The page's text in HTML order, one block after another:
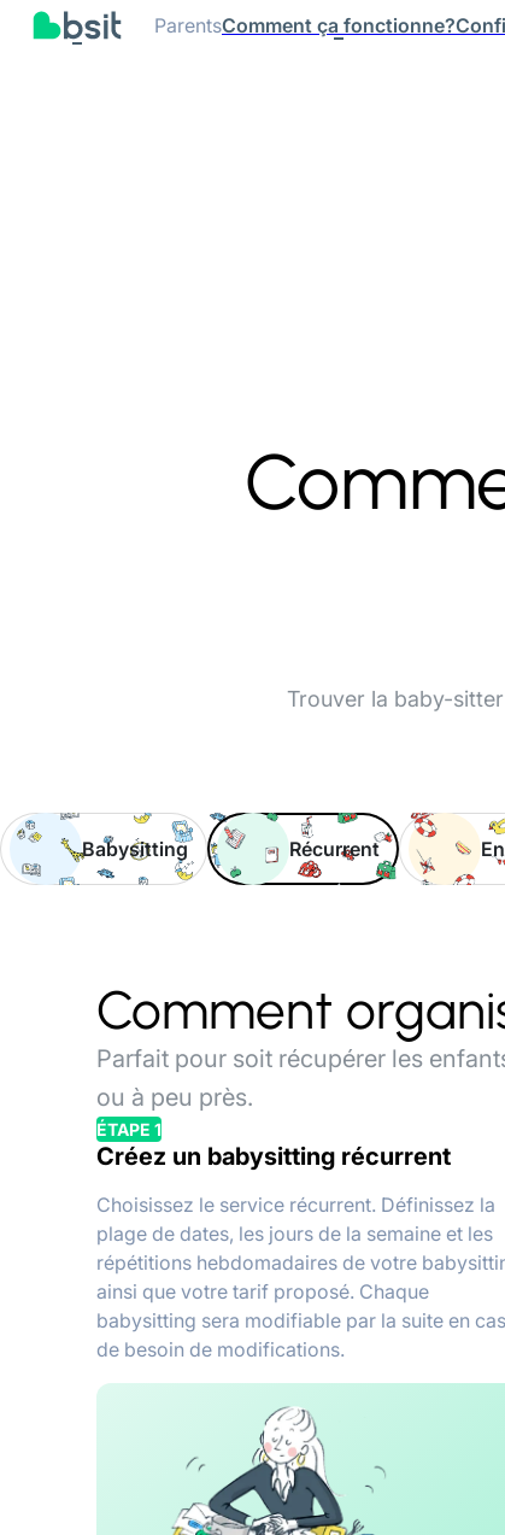
ParentsComment ça fonctionne?
Trouver la baby-
Babysitting Récurrent
Comment
Parfait pour soit récupérer les
ou à peu près.
ÉTAPE 1
Créez un babysitting récurrent
Choisissez le service récurrent. Définissez la
plage de dates, les jours de la semaine et les
répétitions hebdomadaires de votre
ainsi que votre tarif proposé. Chaque
babysitting sera modifiable par la suite en cas
de besoin de modifications.